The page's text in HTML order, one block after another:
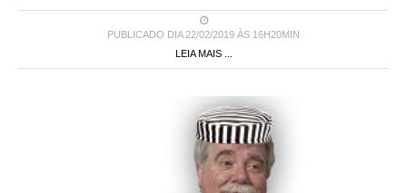
PUBLICADO DIA 22/02/2019 ÀS 16H20MIN
LEIA MAIS ...